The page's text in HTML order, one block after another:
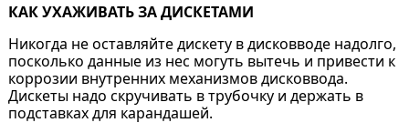
КАК УХАЖИВАТЬ ЗА ДИСКЕТАМИ
Никогда не оставляйте дискету в дисковводе надолго,
посколько данные из нес могуть вытечь и привести к
коррозии внутренних механизмов дисковвода.
Дискеты надо скручивать в трубочку и держать в
подставках для карандашей.